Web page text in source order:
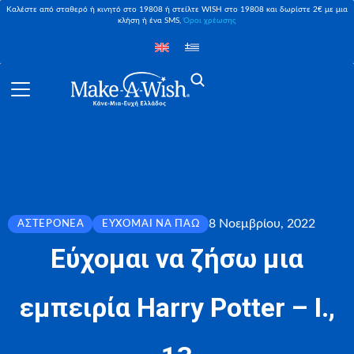
Καλέστε από σταθερό ή κινητό στο 19808 ή στείλτε WISH στο 19808 και δωρίστε 2€ με μια
κλήση ή ένα SMS,Όροι χρέωσης
ΑΣΤΕΡΟΝΈΑ ΕΎΧΟΜΑΙ ΝΑ ΠΆΩ 8 Νοεμβρίου, 2022
Εύχομαι να ζήσω μια
εμπειρία Harry Potter – Ι.,